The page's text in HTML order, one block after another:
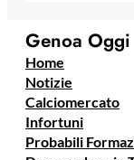
Genoa Oggi
Home
Notizie
Calciomercato
Infortuni
Probabili